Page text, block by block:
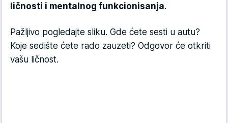
ličnosti i mentalnog funkcionisanja.
Pažljivo pogledajte sliku. Gde ćete sesti u autu?
Koje sedište ćete rado zauzeti? Odgovor će otkriti
vašu ličnost.